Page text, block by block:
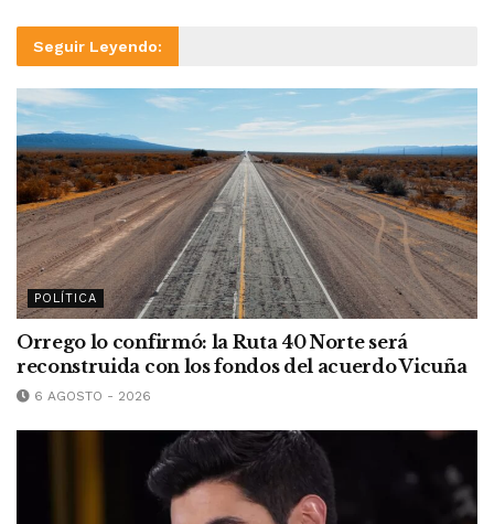
Seguir Leyendo:
POLÍTICA
Orrego lo confirmó: la Ruta 40 Norte será
reconstruida con los fondos del acuerdo Vicuña
6 AGOSTO - 2026